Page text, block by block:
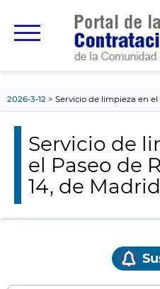
principal
2026-3-12 Servicio de limpieza en el
Servicio de
el Paseo de
14, de